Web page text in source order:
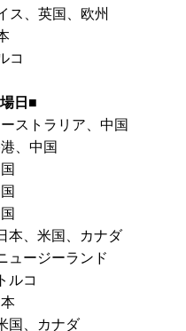
ス、英国、欧州
コ
日■
ストラリア、中国
、中国
本、米国、カナダ
ュージーランド
ルコ
国、カナダ